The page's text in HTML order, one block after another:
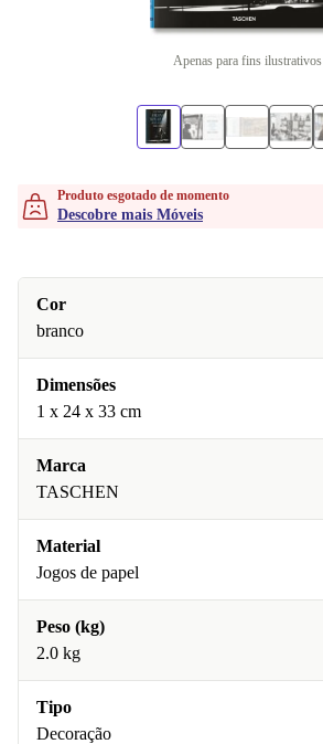
Apenas para fins ilustrativos
Produto esgotado de momento
Descobre mais Móveis
Cor
branco
Dimensões
1 x 24 x 33 cm
Marca
TASCHEN
Material
Jogos de papel
Peso (kg)
2.0 kg
Tipo
Decoração